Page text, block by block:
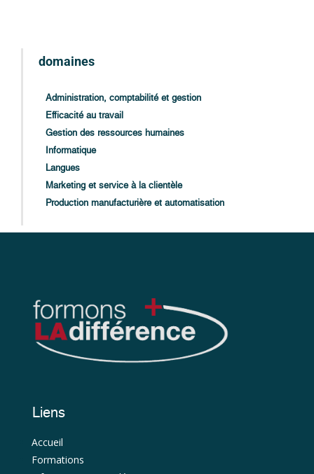
domaines
Administration, comptabilité et gestion
Efficacité au travail
Gestion des ressources humaines
Informatique
Langues
Marketing et service à la clientèle
Production manufacturière et automatisation
Liens
Accueil
Formations